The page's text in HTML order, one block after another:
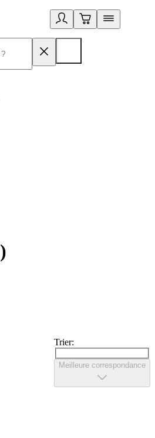
)
Trier:
Meilleure correspondance